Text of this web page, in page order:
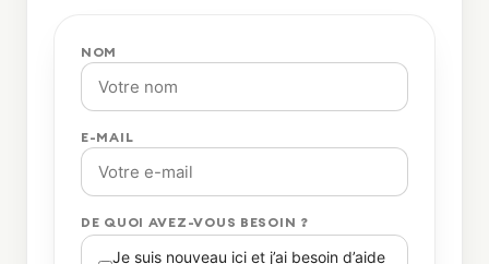
NOM
E-MAIL
DE QUOI AVEZ-VOUS BESOIN ?
Je suis nouveau ici et j’ai besoin d’aide